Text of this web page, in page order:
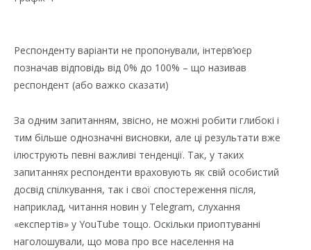
Респонденту варіанти не пропонували, інтерв’юєр
позначав відповідь від 0% до 100% – що називав
респондент (або важко сказати)
За одним запитанням, звісно, не можні робити глибокі і
тим більше однозначні висновки, але ці результати вже
ілюструють певні важливі тенденції. Так, у таких
запитаннях респонденти враховують як свій особистий
досвід спілкування, так і свої спостереження після,
наприклад, читання новин у Telegram, слухання
«експертів» у YouTube тощо. Оскільки приоптуванні
наголошували, що мова про все населення на